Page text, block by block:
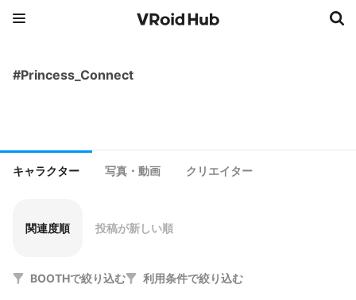
#Princess_Connect
キャラクター 写真・動画 クリエイター
関連度順 投稿が新しい順
BOOTHで絞り込む 利用条件で絞り込む